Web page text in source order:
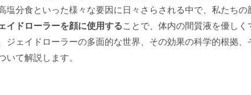
塩分食といった様々な要因に日々さらされる中で、私たち
イドローラーを顔に使用することで、体内の間質液を優し
ジェイドローラーの多面的な世界、その効果の科学的根拠、
いて解説します。